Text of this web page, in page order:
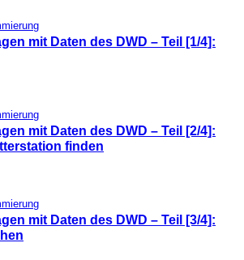
mit Daten des DWD – Teil [1/4]:
mit Daten des DWD – Teil [2/4]:
finden
mit Daten des DWD – Teil [3/4]: